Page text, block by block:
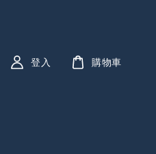
登入 購物車